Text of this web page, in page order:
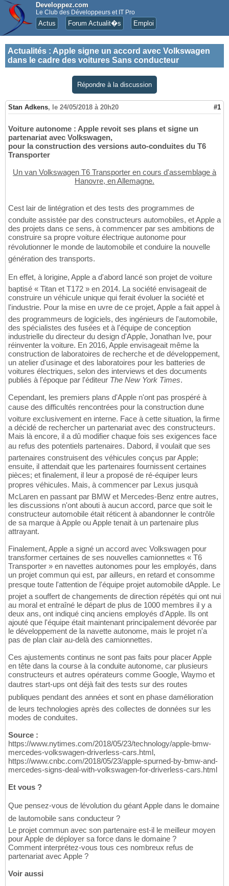
Developpez.com
Le Club des Développeurs et IT Pro
Actus Forum Actualit�s Emploi
Actualités : Apple signe un accord avec Volkswagen
dans le cadre des voitures Sans conducteur
Répondre à la discussion
Stan Adkens, le 24/05/2018 à 20h20 #1
Voiture autonome : Apple revoit ses plans et signe un
partenariat avec Volkswagen,
pour la construction des versions auto-conduites du T6
Transporter
Un van Volkswagen T6 Transporter en cours d'assemblage à
Hanovre, en Allemagne.
Cest lair de lintégration et des tests des programmes de
conduite assistée par des constructeurs automobiles, et Apple a
des projets dans ce sens, à commencer par ses ambitions de
construire sa propre voiture électrique autonome pour
révolutionner le monde de lautomobile et conduire la nouvelle
génération des transports.
En effet, à lorigine, Apple a d'abord lancé son projet de voiture
baptisé « Titan et T172 » en 2014. La société envisageait de
construire un véhicule unique qui ferait évoluer la société et
l'industrie. Pour la mise en uvre de ce projet, Apple a fait appel à
des programmeurs de logiciels, des ingénieurs de l'automobile,
des spécialistes des fusées et à l'équipe de conception
industrielle du directeur du design d'Apple, Jonathan Ive, pour
réinventer la voiture. En 2016, Apple envisageait même la
construction de laboratoires de recherche et de développement,
un atelier d'usinage et des laboratoires pour les batteries de
voitures électriques, selon des interviews et des documents
publiés à l'époque par l'éditeur The New York Times.
Cependant, les premiers plans d'Apple n'ont pas prospéré à
cause des difficultés rencontrées pour la construction dune
voiture exclusivement en interne. Face à cette situation, la firme
a décidé de rechercher un partenariat avec des constructeurs.
Mais là encore, il a dû modifier chaque fois ses exigences face
au refus des potentiels partenaires. Dabord, il voulait que ses
partenaires construisent des véhicules conçus par Apple;
ensuite, il attendait que les partenaires fournissent certaines
pièces; et finalement, il leur a proposé de ré-équiper leurs
propres véhicules. Mais, à commencer par Lexus jusquà
McLaren en passant par BMW et Mercedes-Benz entre autres,
les discussions n'ont abouti à aucun accord, parce que soit le
constructeur automobile était réticent à abandonner le contrôle
de sa marque à Apple ou Apple tenait à un partenaire plus
attrayant.
Finalement, Apple a signé un accord avec Volkswagen pour
transformer certaines de ses nouvelles camionnettes « T6
Transporter » en navettes autonomes pour les employés, dans
un projet commun qui est, par ailleurs, en retard et consomme
presque toute l'attention de l'équipe projet automobile dApple. Le
projet a souffert de changements de direction répétés qui ont nui
au moral et entraîné le départ de plus de 1000 membres il y a
deux ans, ont indiqué cinq anciens employés d'Apple. Ils ont
ajouté que l'équipe était maintenant principalement dévorée par
le développement de la navette autonome, mais le projet n'a
pas de plan clair au-delà des camionnettes.
Ces ajustements continus ne sont pas faits pour placer Apple
en tête dans la course à la conduite autonome, car plusieurs
constructeurs et autres opérateurs comme Google, Waymo et
dautres start-ups ont déjà fait des tests sur des routes
publiques pendant des années et sont en phase damélioration
de leurs technologies après des collectes de données sur les
modes de conduites.
Source :
https://www.nytimes.com/2018/05/23/technology/apple-bmw-
mercedes-volkswagen-driverless-cars.html,
https://www.cnbc.com/2018/05/23/apple-spurned-by-bmw-and-
mercedes-signs-deal-with-volkswagen-for-driverless-cars.html
Et vous ?
Que pensez-vous de lévolution du géant Apple dans le domaine
de lautomobile sans conducteur ?
Le projet commun avec son partenaire est-il le meilleur moyen
pour Apple de déployer sa force dans le domaine ?
Comment interprétez-vous tous ces nombreux refus de
partenariat avec Apple ?
Voir aussi